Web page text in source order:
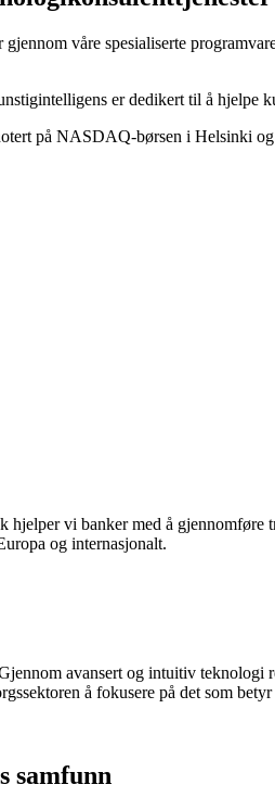
våre spesialiserte
er dedikert til å hjelpe
på NASDAQ-børsen i Helsinki
vi banker med å
og internasjonalt.
avansert og intuitiv
å fokusere på det som betyr
samfunn